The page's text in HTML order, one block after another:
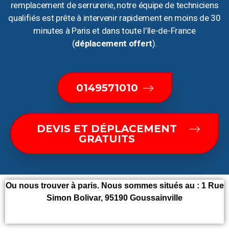
remplacement de serrurerie, notre équipe de techniciens
qualifiés est prête à intervenir rapidement en moins de 30
minutes à Paris et dans toute l’Ile-de-France
(déplacement offert).
0149571010
DEVIS ET DÉPLACEMENT
GRATUITS
Ou nous trouver à paris. Nous sommes situés au : 1 Rue
Simon Bolivar, 95190 Goussainville